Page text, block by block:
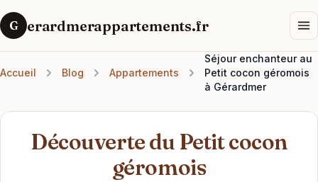
G erardmerappartements.fr
Accueil Blog Appartements
Séjour enchanteur au
Petit cocon géromois
à Gérardmer
Découverte du Petit cocon
géromois